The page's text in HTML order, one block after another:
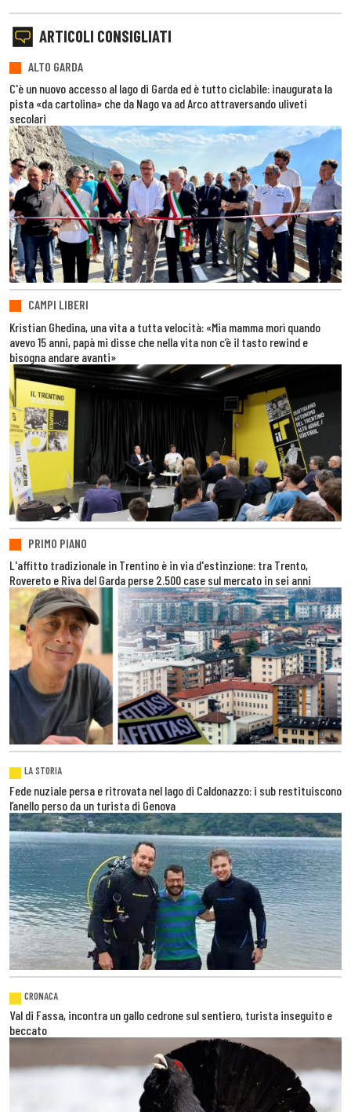
ARTICOLI CONSIGLIATI
ALTO GARDA
C'è un nuovo accesso al lago di Garda ed è tutto ciclabile: inaugurata la
pista «da cartolina» che da Nago va ad Arco attraversando uliveti
secolari
CAMPI LIBERI
Kristian Ghedina, una vita a tutta velocità: «Mia mamma morì quando
avevo 15 anni, papà mi disse che nella vita non c’è il tasto rewind e
bisogna andare avanti»
PRIMO PIANO
L'affitto tradizionale in Trentino è in via d'estinzione: tra Trento,
Rovereto e Riva del Garda perse 2.500 case sul mercato in sei anni
LA STORIA
Fede nuziale persa e ritrovata nel lago di Caldonazzo: i sub restituiscono
l’anello perso da un turista di Genova
CRONACA
Val di Fassa, incontra un gallo cedrone sul sentiero, turista inseguito e
beccato